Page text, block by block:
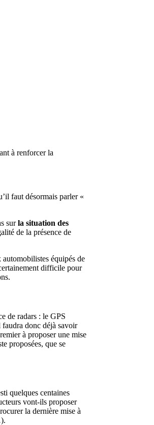
à renforcer la
faut désormais parler «
surla situation des
de la présence de
équipés de
difficile pour
de radars : le GPS
donc déjà savoir
à proposer une mise
proposées, que se
quelques centaines
vont-ils proposer
la dernière mise à